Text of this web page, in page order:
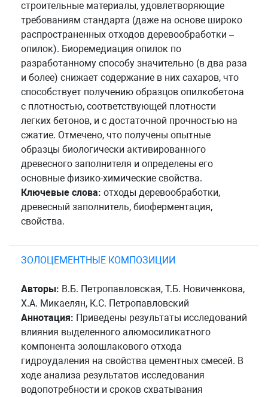
строительные материалы, удовлетворяющие
требованиям стандарта (даже на основе широко
распространенных отходов деревообработки –
опилок). Биоремедиация опилок по
разработанному способу значительно (в два раза
и более) снижает содержание в них сахаров, что
способствует получению образцов опилкобетона
с плотностью, соответствующей плотности
легких бетонов, и с достаточной прочностью на
сжатие. Отмечено, что получены опытные
образцы биологически активированного
древесного заполнителя и определены его
основные физико-химические свойства.
Ключевые слова: отходы деревообработки,
древесный заполнитель, биоферментация,
свойства.
ЗОЛОЦЕМЕНТНЫE КОМПОЗИЦИИ
Авторы: В.Б. Петропавловская, Т.Б. Новиченкова,
Х.А. Микаелян, К.С. Петропавловский
Аннотация: Приведены результаты исследований
влияния выделенного алюмосиликатного
компонента золошлакового отхода
гидроудаления на свойства цементных смесей. В
ходе анализа результатов исследования
водопотребности и сроков схватывания